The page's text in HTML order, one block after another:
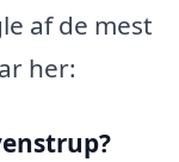
af de mest
her: